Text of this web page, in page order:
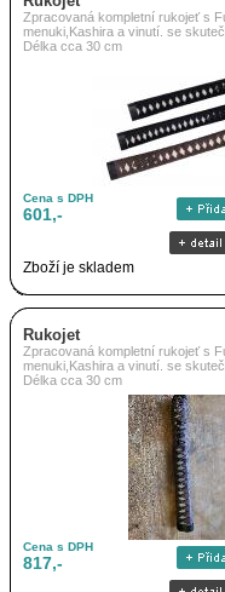
Zpracovaná kompletní rukojeť s
menuki,Kashira a vinutí. se
Délka cca 30 cm
Cena s DPH
601,-
Zboží je skladem
Rukojet
Zpracovaná kompletní rukojeť s
menuki,Kashira a vinutí. se
Délka cca 30 cm
Cena s DPH
817,-